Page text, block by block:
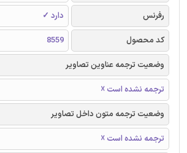
رفرنس
دارد ✓
کد محصول
8559
وضعیت ترجمه عناوین تصاویر
ترجمه نشده است ☓
وضعیت ترجمه متون داخل تصاویر
ترجمه نشده است ☓